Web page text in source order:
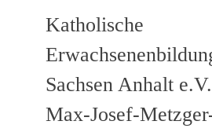
Katholische
Sachsen Anhalt e.V.
Max-Josef-